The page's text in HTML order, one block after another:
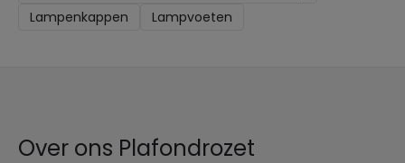
Lampenkappen
Lampvoeten
Over ons Plafondrozet